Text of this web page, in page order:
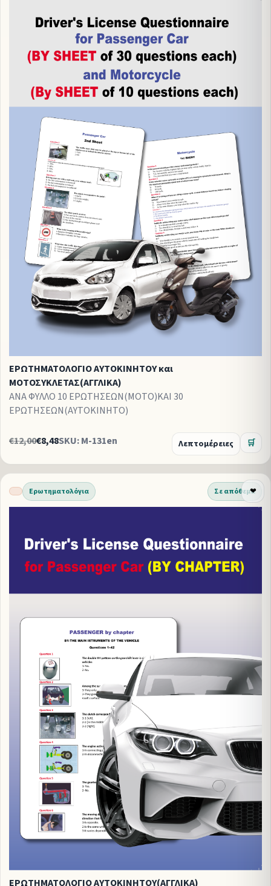
ΕΡΩΤΗΜΑΤΟΛΟΓΙΟ ΑΥΤΟΚΙΝΗΤΟΥ και
ΜΟΤΟΣΥΚΛΕΤΑΣ(ΑΓΓΛΙΚΑ)
ΑΝΑ ΦΥΛΛΟ 10 ΕΡΩΤΗΣΕΩΝ(ΜΟΤΟ)ΚΑΙ 30
ΕΡΩΤΗΣΕΩΝ(ΑΥΤΟΚΙΝΗΤΟ)
€12,00€8,48SKU: M-131en Λεπτομέρειες 🛒
❤
Ερωτηματολόγια Σε απόθεμα
ΕΡΩΤΗΜΑΤΟΛΟΓΙΟ ΑΥΤΟΚΙΝΗΤΟΥ(ΑΓΓΛΙΚΑ)